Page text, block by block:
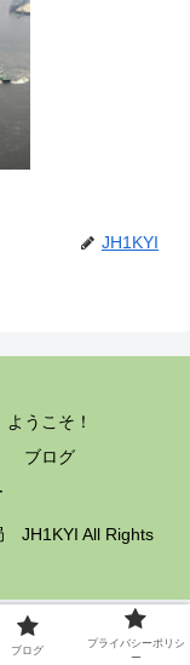
JH1KYI
ようこそ！
ブログ
JH1KYI All Rights
ブログ
プライバシーポリシ
ー